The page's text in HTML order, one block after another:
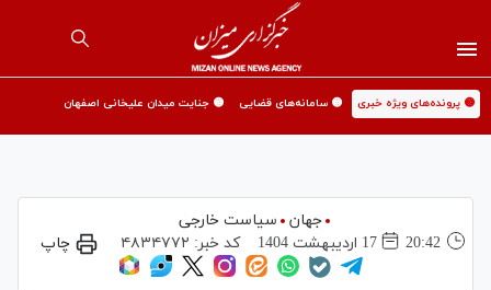
🟡 پرونده‌های ویژه خبری 🟡 سامانه‌های قضایی 🟡 جنایت میدان علیخانی اصفهان
جهان
سیاست خارجی
20:42
17 ارديبهشت 1404 کد خبر: ۴۸۳۴۷۷۲ چاپ